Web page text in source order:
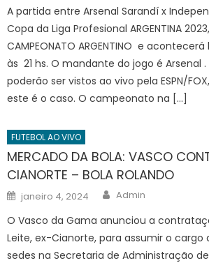
A partida entre Arsenal Sarandí x
Copa da Liga Profesional ARGENTINA 2023,
CAMPEONATO ARGENTINO e
às 21 hs. O mandante do jogo é Arsenal .
poderão ser vistos ao vivo pela ESPN/
este é o caso. O campeonato na […]
FUTEBOL AO VIVO
MERCADO DA BOLA: VASCO
CIANORTE – BOLA ROLANDO
Posted
on
janeiro 4, 2024 Author
Admin
O Vasco da Gama anunciou a
Leite, ex-Cianorte, para assumir o cargo
sedes na Secretaria de Administração